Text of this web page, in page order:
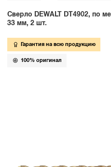
Сверло DEWALT DT4902, по
33 мм, 2 шт.
Гарантия на всю продукцию
100% оригинал